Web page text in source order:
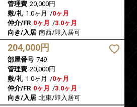
管理費 20,000円
敷/礼 1.0ヶ月 /0ヶ月
仲介/FR 0ヶ月 /3.0ヶ月
向き/入居 南西/即入居可
204,000円
部屋番号 749
管理費 20,000円
敷/礼 1.0ヶ月 /0ヶ月
仲介/FR 0ヶ月 /3.0ヶ月
向き/入居 北東/即入居可